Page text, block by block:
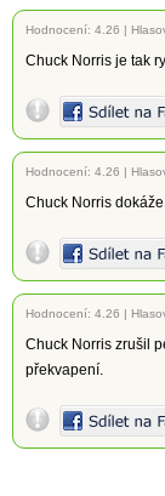
Hodnocení: 4.26 |
Chuck Norris je tak
Hodnocení: 4.26 |
Chuck Norris
Hodnocení: 4.26 |
Chuck Norris zrušil
překvapení.